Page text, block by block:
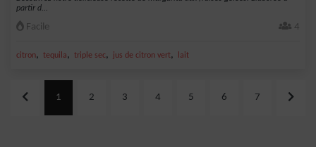
partir d...
Facile 4
citron, tequila, triple sec, jus de citron vert, lait
1 2 3 4 5 6 7